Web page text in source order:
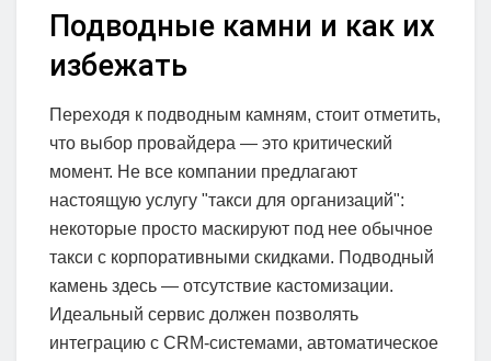
Подводные камни и как их
избежать
Переходя к подводным камням, стоит отметить,
что выбор провайдера — это критический
момент. Не все компании предлагают
настоящую услугу "такси для организаций":
некоторые просто маскируют под нее обычное
такси с корпоративными скидками. Подводный
камень здесь — отсутствие кастомизации.
Идеальный сервис должен позволять
интеграцию с CRM-системами, автоматическое